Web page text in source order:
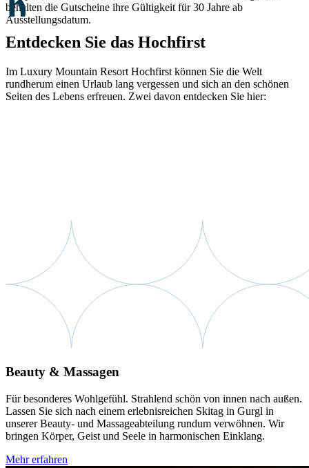
behalten die Gutscheine ihre Gültigkeit für 30 Jahre ab
Ausstellungsdatum.
Entdecken Sie das Hochfirst
Im Luxury Mountain Resort Hochfirst können Sie die Welt
rundherum einen Urlaub lang vergessen und sich an den schönen
Seiten des Lebens erfreuen. Zwei davon entdecken Sie hier:
Beauty & Massagen
Für besonderes Wohlgefühl. Strahlend schön von innen nach außen.
Lassen Sie sich nach einem erlebnisreichen Skitag in Gurgl in
unserer Beauty- und Massageabteilung rundum verwöhnen. Wir
bringen Körper, Geist und Seele in harmonischen Einklang.
Mehr erfahren